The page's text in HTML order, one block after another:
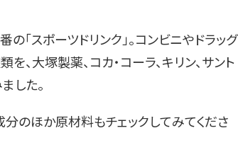
「スポーツドリンク」。コンビニやドラッグ
、大塚製薬、コカ・コーラ、キリン、サント
した。
のほか原材料もチェックしてみてくださ